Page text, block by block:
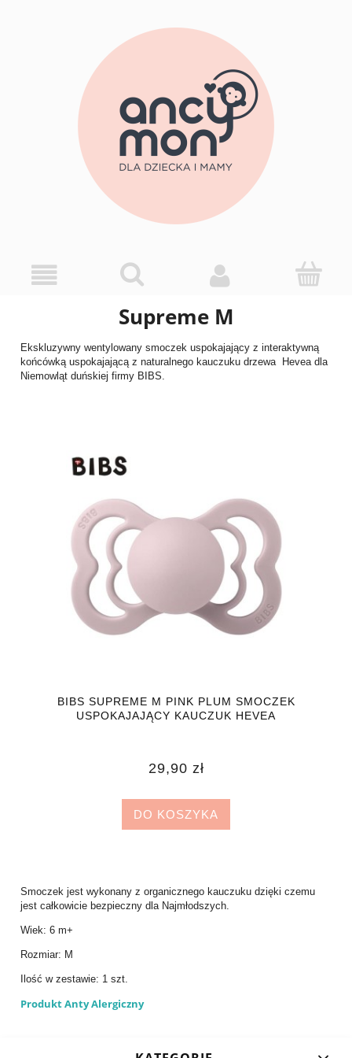
Supreme M
Ekskluzywny wentylowany smoczek uspokajający z interaktywną
końcówką uspokajającą z naturalnego kauczuku drzewa Hevea dla
Niemowląt duńskiej firmy BIBS.
BIBS SUPREME M PINK PLUM SMOCZEK
USPOKAJAJĄCY KAUCZUK HEVEA
29,90 zł
DO KOSZYKA
Smoczek jest wykonany z organicznego kauczuku dzięki czemu
jest całkowicie bezpieczny dla Najmłodszych.
Wiek: 6 m+
Rozmiar: M
Ilość w zestawie: 1 szt.
Produkt Anty Alergiczny